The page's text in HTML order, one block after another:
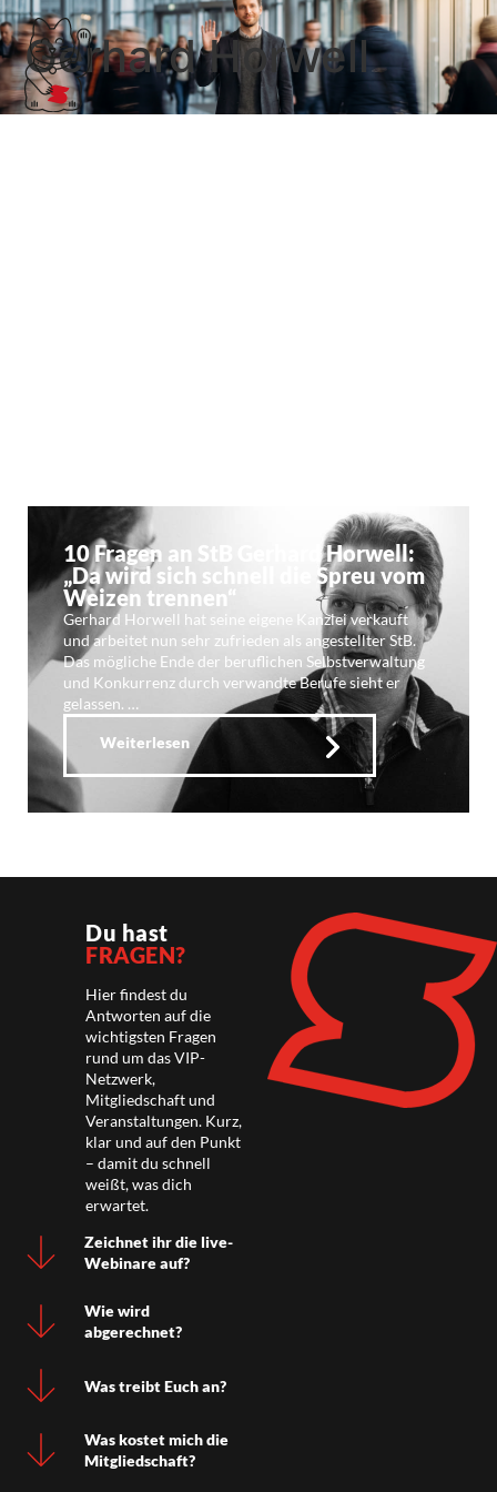
Gerhard Horwell
10 Fragen an StB Gerhard Horwell:
„Da wird sich schnell die Spreu vom
Weizen trennen“
Gerhard Horwell hat seine eigene Kanzlei verkauft
und arbeitet nun sehr zufrieden als angestellter StB.
Das mögliche Ende der beruflichen Selbstverwaltung
und Konkurrenz durch verwandte Berufe sieht er
gelassen. …
Weiterlesen
Du hast
FRAGEN?
Hier findest du
Antworten auf die
wichtigsten Fragen
rund um das VIP-
Netzwerk,
Mitgliedschaft und
Veranstaltungen. Kurz,
klar und auf den Punkt
– damit du schnell
weißt, was dich
erwartet.
Zeichnet ihr die live-
Webinare auf?
Wie wird
abgerechnet?
Was treibt Euch an?
Was kostet mich die
Mitgliedschaft?